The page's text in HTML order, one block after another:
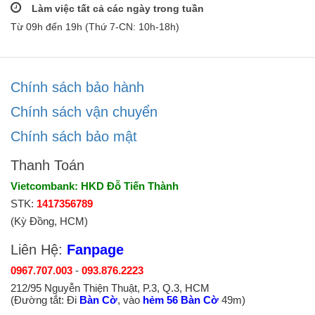
Làm việc tất cả các ngày trong tuần
Từ 09h đến 19h (Thứ 7-CN: 10h-18h)
Chính sách bảo hành
Chính sách vận chuyển
Chính sách bảo mật
Thanh Toán
Vietcombank: HKD Đỗ Tiến Thành
STK: 1417356789
(Kỳ Đồng, HCM)
Liên Hệ: Fanpage
0967.707.003 - 093.876.2223
212/95 Nguyễn Thiện Thuật, P.3, Q.3, HCM
(Đường tắt: Đi Bàn Cờ, vào hẻm 56 Bàn Cờ 49m)